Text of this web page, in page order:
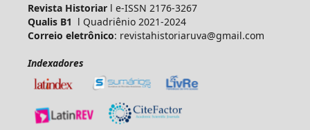
Revista Historiar l e-ISSN 2176-3267
Qualis B1 l Quadriênio 2021-2024
Correio eletrônico: revistahistoriaruva@gmail.com
Indexadores